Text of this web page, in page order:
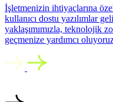
İşletmenizin ihtiyaçlarına
kullanıcı dostu yazılımlar
yaklaşımımızla, teknolojik
geçmenize yardımcı